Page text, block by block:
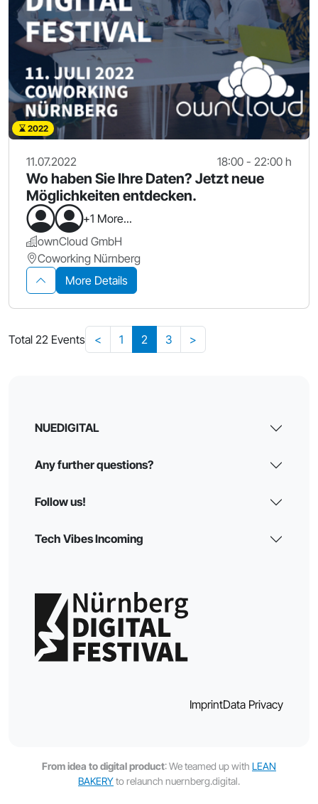
2022
11.07.2022 18:00 - 22:00 h
Wo haben Sie Ihre Daten? Jetzt neue
Möglichkeiten entdecken.
+1 More...
ownCloud GmbH
Coworking Nürnberg
More Details
Total 22 Events < 1 2 3 >
NUEDIGITAL
Any further questions?
Follow us!
Tech Vibes Incoming
ImprintData Privacy
From idea to digital product: We teamed up with LEAN
BAKERYto relaunch nuernberg.digital.